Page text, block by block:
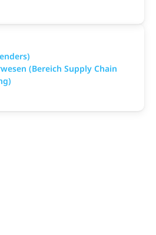
(Bereich Supply Chain